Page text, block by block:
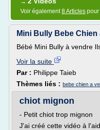
→
Voir également8 Articles pour
Mini Bully Bebe Chien
Bébé Mini Bully à vendre
Voir la suite
Par : Philippe Taieb
Thèmes liés : bebe chien a
chiot mignon
- Petit chiot trop mignon
J'ai créé cette vidéo à